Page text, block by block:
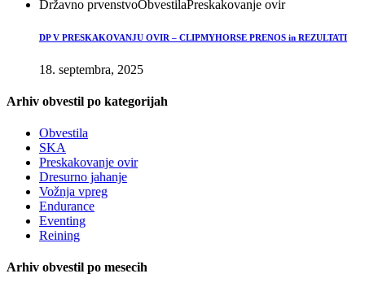
Državno prvenstvoObvestilaPreskakovanje ovir
DP V PRESKAKOVANJU OVIR – CLIPMYHORSE PRENOS in REZULTATI
18. septembra, 2025
Arhiv obvestil po kategorijah
Obvestila
SKA
Preskakovanje ovir
Dresurno jahanje
Vožnja vpreg
Endurance
Eventing
Reining
Arhiv obvestil po mesecih